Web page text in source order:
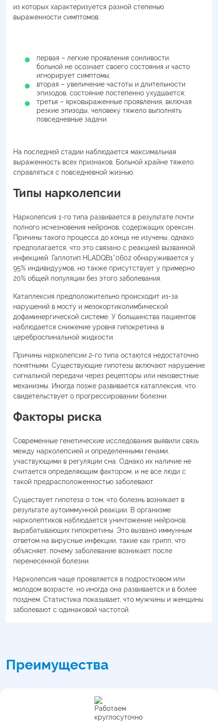
из которых характеризуется разной степенью
выраженности симптомов:
первая – легкие проявления сонливости,
больной не осознает своего состояния и часто
игнорирует симптомы;
вторая – увеличение частоты и длительности
эпизодов, состояние постепенно ухудшается;
третья – ярковыраженные проявления, включая
резкие эпизоды, человеку тяжело выполнять
повседневные задачи.
На последней стадии наблюдается максимальная
выраженность всех признаков. Больной крайне тяжело
справляться с повседневной жизнью.
Типы нарколепсии
Нарколепсия 1-го типа развивается в результате почти
полного исчезновения нейронов, содержащих орексин.
Причины такого процесса до конца не изучены, однако
предполагается, что это связано с реакцией вызванной
инфекцией. Гаплотип HLADQB1*0602 обнаруживается у
95% индивидуумов, но также присутствует у примерно
20% общей популяции без этого заболевания.
Катаплексия предположительно происходит из-за
нарушений в мосту и мезокортиколимбической
дофаминергической системе. У большинства пациентов
наблюдается снижение уровня гипокретина в
цереброспинальной жидкости.
Причины нарколепсии 2-го типа остаются недостаточно
понятными. Существующие гипотезы включают нарушение
сигнальной передачи через рецепторы или неизвестные
механизмы. Иногда позже развивается катаплексия, что
свидетельствует о прогрессировании болезни.
Факторы риска
Современные генетические исследования выявили связь
между нарколепсией и определенными генами,
участвующими в регуляции сна. Однако их наличие не
считается определяющим фактором, и не все люди с
такой предрасположенностью заболевают.
Существует гипотеза о том, что болезнь возникает в
результате аутоиммунной реакции. В организме
нарколептиков наблюдается уничтожение нейронов,
вырабатывающих гипокретины. Это вызвано иммунным
ответом на вирусные инфекции, такие как грипп, что
объясняет, почему заболевание возникает после
перенесенной болезни.
Нарколепсия чаще проявляется в подростковом или
молодом возрасте, но иногда она развивается и в более
позднем. Статистика показывает, что мужчины и женщины
заболевают с одинаковой частотой.
Преимущества